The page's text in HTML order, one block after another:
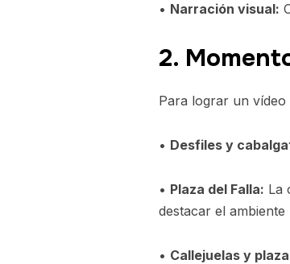
• Narración visual:
2.
Para lograr un vídeo
• Desfiles y
• Plaza del Falla: La
destacar el ambiente
• Callejuelas y